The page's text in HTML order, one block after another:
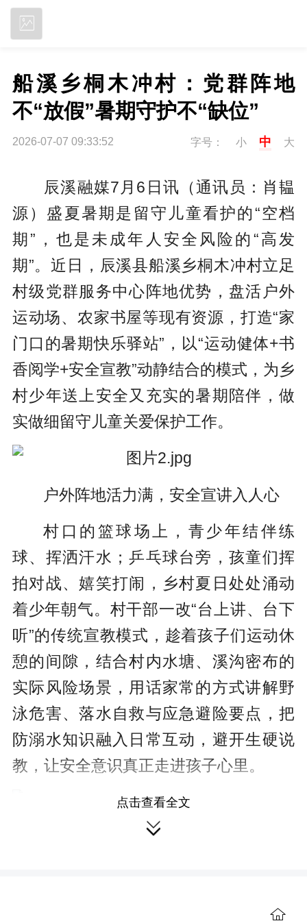
船溪乡桐木冲村：党群阵地
不“放假”暑期守护不“缺位”
2026-07-07 09:33:52 字号： 小 中 大
辰溪融媒7月6日讯（通讯员：肖韫
源）盛夏暑期是留守儿童看护的“空档
期”，也是未成年人安全风险的“高发
期”。近日，辰溪县船溪乡桐木冲村立足
村级党群服务中心阵地优势，盘活户外
运动场、农家书屋等现有资源，打造“家
门口的暑期快乐驿站”，以“运动健体+书
香阅学+安全宣教”动静结合的模式，为乡
村少年送上安全又充实的暑期陪伴，做
实做细留守儿童关爱保护工作。
户外阵地活力满 ，安全宣讲入人心
村口的篮球场上，青少年结伴练
球、挥洒汗水；乒乓球台旁，孩童们挥
拍对战、嬉笑打闹，乡村夏日处处涌动
着少年朝气。村干部一改“台上讲、台下
听”的传统宣教模式，趁着孩子们运动休
憩的间隙，结合村内水塘、溪沟密布的
实际风险场景，用话家常的方式讲解野
泳危害、落水自救与应急避险要点，把
防溺水知识融入日常互动，避开生硬说
教，让安全意识真正走进孩子心里。
农家书屋书香浓，护苗科普伴成长
点击查看全文
